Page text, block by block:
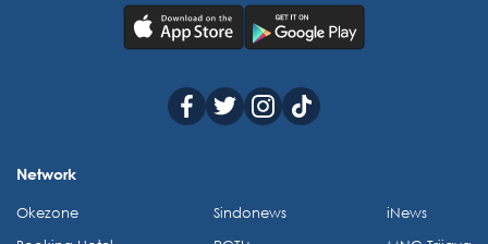
Network
Okezone
Sindonews
iNews